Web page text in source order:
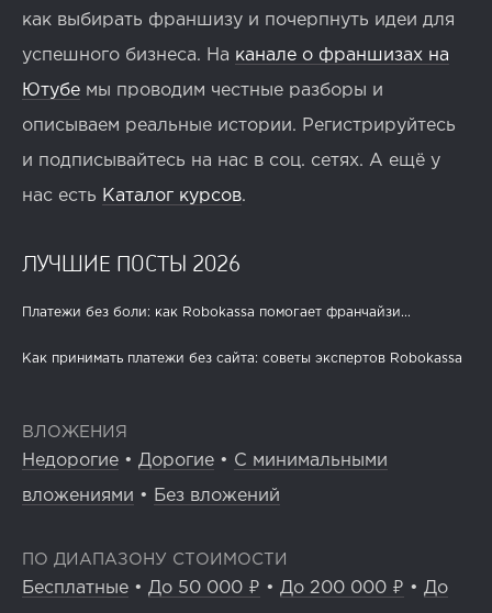
как выбирать франшизу и почерпнуть идеи для
успешного бизнеса. На канале о франшизах на
Ютубе мы проводим честные разборы и
описываем реальные истории. Регистрируйтесь
и подписывайтесь на нас в соц. сетях. А ещё у
нас есть Каталог курсов.
ЛУЧШИЕ ПОСТЫ 2026
Платежи без боли: как Robokassa помогает франчайзи...
Как принимать платежи без сайта: советы экспертов Robokassa
ВЛОЖЕНИЯ
Недорогие • Дорогие • С минимальными
вложениями • Без вложений
ПО ДИАПАЗОНУ СТОИМОСТИ
Бесплатные • До 50 000 ₽ • До 200 000 ₽ • До